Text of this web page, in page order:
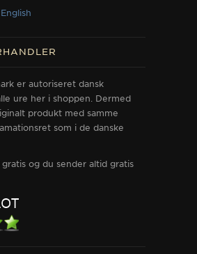
er autoriseret dansk
ure her i shoppen. Dermed
produkt med samme
som i de danske
og du sender altid gratis